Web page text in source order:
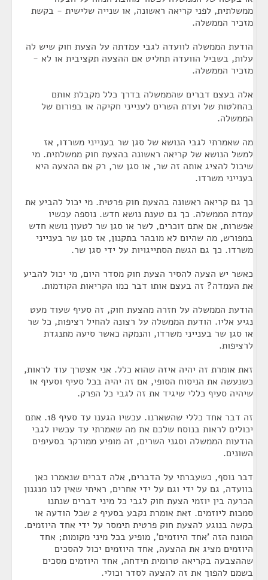
ממשלתית, לפני קריאה ראשונה, או שנייה שלישית - בקשת
מזכיר הממשלה.
הודעת הממשלה לוועדה לגבי עמדתה על הצעת חוק שיש לה
עלות, בשביל הוועדה תחליט אם ההצעה תקציבית או לא -
מזכיר הממשלה.
אלה בעצם דברים שהממשלה בדרך כלל מקבלת אותם
בהחלטות של ועדת השרים לענייני חקיקה או בפורום של
הממשלה.
מה שאמרתי לגבי הנושא של סגן שר בענייני משרדו, אז
למשל הנושא של קריאה ראשונה בהצעת חוק ממשלתית. מי
שיכול להציג אותה זה שר, או סגן שר, רק אם ההצעה היא
בענייני משרדו.
כך גם קריאה ראשונה בהצעת חוק פרטית. מי יכול להביע את
עמדת הממשלה. כך גם טענת נושא חדש. נוספה עכשיו
אפשרות, אם אתם זוכרים, לשר או סגן שר לטעון נושא חדש
במפורש, מה שהיום לא מובהר בתקנון, אז סגן שר בענייני
משרדו. כך גם הגשת הסתייגויות על ידי סגן שר.
כאשר יש הצעה להסיר הצעת חוק מסדר היום, מי יכול להביע
את העמדה? זה בעצם אותו דבר כמו הקריאות הקודמות.
הודעת הממשלה על חזרה מהצעת חוק, זה סעיף שעוד מעט
נגיע אליו. הודעת הממשלה על רצונה להחיל רציפות, כל שר
או סגן שר בענייני משרדו, והנמקה כאשר סיעה מתנגדת
לרציפות.
זאת אומרת זה יהיה איזה שהוא כלל. אני אצטרך עוד לראות,
כשנעשה את הניסוח הסופי, אם זה יהיה בכל סעיף וסעיף או
שיהיה סעיף כללי שיגיד את זה לגבי כל הפרק.
זה דבר אחד כללי שהשארנו. עכשיו הגענו עד סעיף 18. אתם
יכולים לראות בנוסח שלכם את מה שאמרתי עד עכשיו לגבי
הודעות הממשלה וסגני השרים, זה מופיע ממורקר בסעיפים
השונים.
דבר נוסף, כשעברתי על הדברים, אלה דברים שנאמרו כאן
בוועדה, גם על ידי וגם על ידי אחרים, ראיתי שאין לנו מנגנון
הכרעה בין יוזמי הצעת חוק לגבי כל מיני דברים שנתנו
סמכות ליוזמים. זאת אומרת נקבע בסעיף 2 שכל הודעה או
בקשה בנוגע להצעת חוק פרטית תימסר על ידי אחד היוזמים.
המונח הזה 'אחד היוזמים', מופיע בכל מיני מקומות; אחד
היוזמים מציג את ההצעה, אחד היוזמים יכול להסכים
שההצבעה בקריאה טרומית תידחה, אחד היוזמים מסכים
בשמם להפוך את זה להצעה לסדר וכולי.